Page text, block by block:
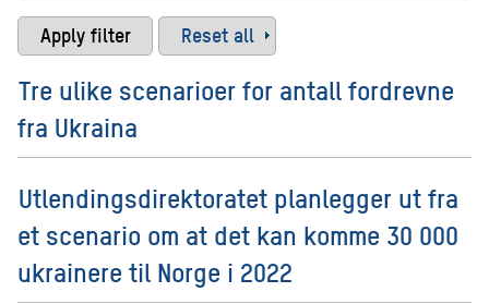
Reset all
Tre ulike scenarioer for antall fordrevne
fra Ukraina
Utlendingsdirektoratet planlegger ut fra
et scenario om at det kan komme 30 000
ukrainere til Norge i 2022